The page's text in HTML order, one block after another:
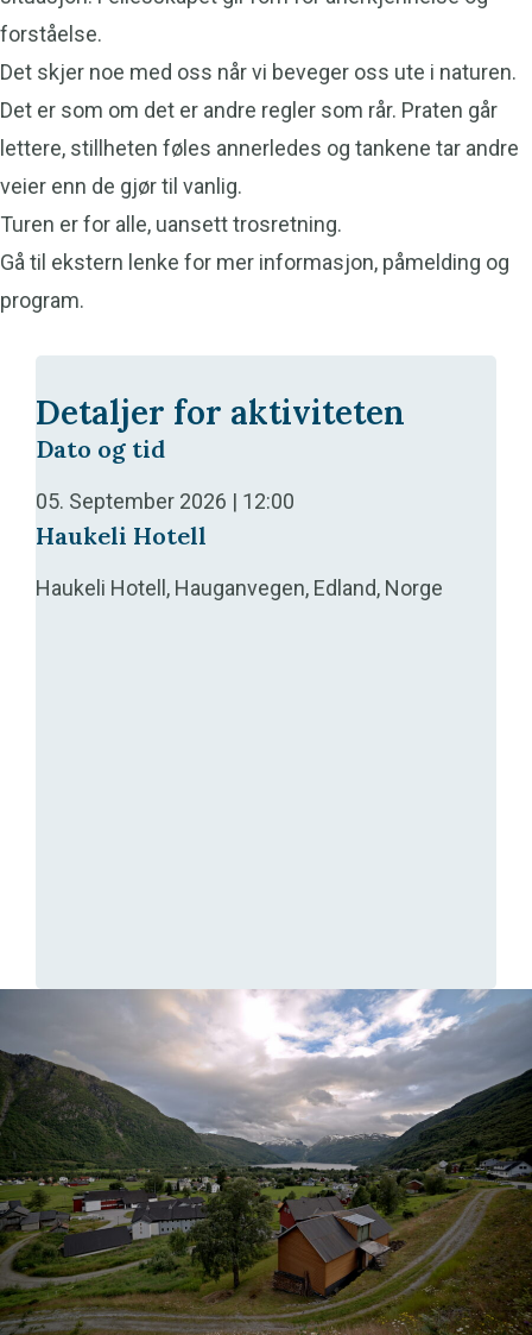
forståelse.
Det skjer noe med oss når vi beveger oss ute i naturen.
Det er som om det er andre regler som rår. Praten går
lettere, stillheten føles annerledes og tankene tar andre
veier enn de gjør til vanlig.
Turen er for alle, uansett trosretning.
Gå til ekstern lenke for mer informasjon, påmelding og
program.
Detaljer for aktiviteten
Dato og tid
05. September 2026 | 12:00
Haukeli Hotell
Haukeli Hotell, Hauganvegen, Edland, Norge